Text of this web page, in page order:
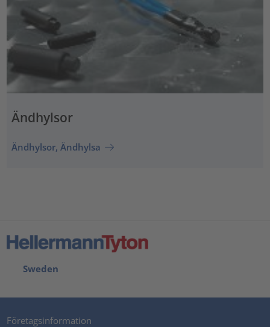
Ändhylsor
Ändhylsor, Ändhylsa
Sweden
Företagsinformation